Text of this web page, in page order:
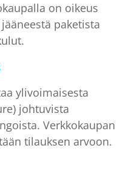
on oikeus
paketista
ylivoimaisesta
johtuvista
Verkkokaupan
tilauksen arvoon.